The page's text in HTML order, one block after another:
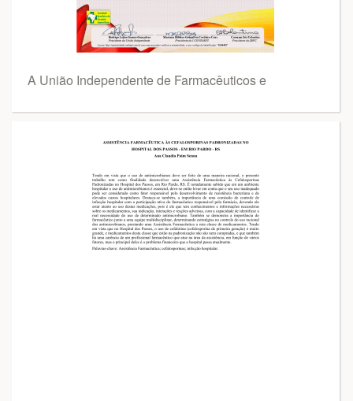
A União Independente de Farmacêuticos e